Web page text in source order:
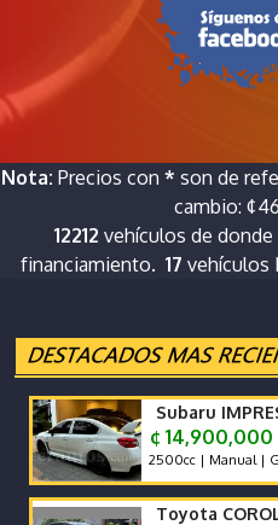
Nota: Precios con * son de
cambio:
12212 vehículos de
financiamiento. 17 vehículos
Subaru
¢ 14,900,000
2500cc | Manual |
Toyota